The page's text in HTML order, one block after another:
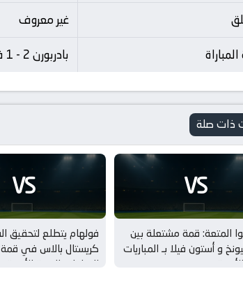
غير معروف
بادربورن 2 - 1 فولفسبورج
ذات صلة
VS
المتعة: قمة مشتعلة بين
و أستون فيلا بـ المباريات
VS
فولهام يتطلع لتحقيق
كريستال بالاس في قمة
المباريات الودية للأندية